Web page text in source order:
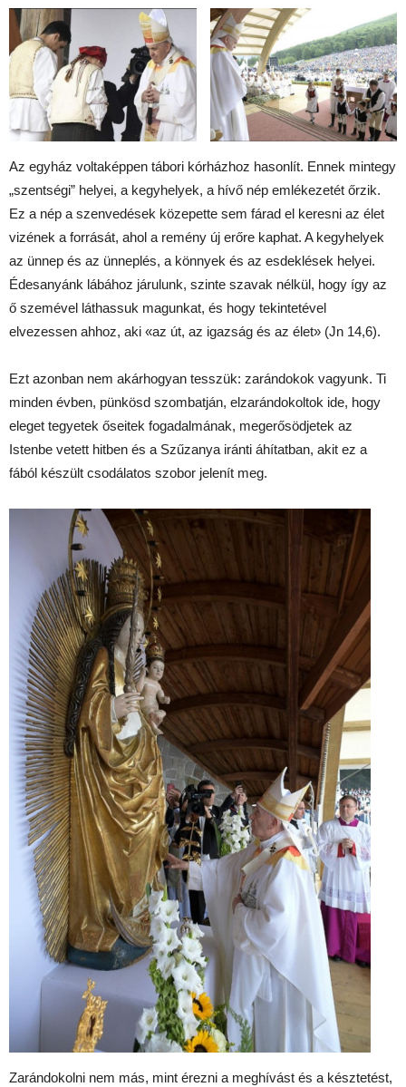
Az egyház voltaképpen tábori kórházhoz hasonlít. Ennek mintegy
„szentségi” helyei, a kegyhelyek, a hívő nép emlékezetét őrzik.
Ez a nép a szenvedések közepette sem fárad el keresni az élet
vizének a forrását, ahol a remény új erőre kaphat. A kegyhelyek
az ünnep és az ünneplés, a könnyek és az esdeklések helyei.
Édesanyánk lábához járulunk, szinte szavak nélkül, hogy így az
ő szemével láthassuk magunkat, és hogy tekintetével
elvezessen ahhoz, aki «az út, az igazság és az élet» (Jn 14,6).
Ezt azonban nem akárhogyan tesszük: zarándokok vagyunk. Ti
minden évben, pünkösd szombatján, elzarándokoltok ide, hogy
eleget tegyetek őseitek fogadalmának, megerősödjetek az
Istenbe vetett hitben és a Szűzanya iránti áhítatban, akit ez a
fából készült csodálatos szobor jelenít meg.
Zarándokolni nem más, mint érezni a meghívást és a késztetést,